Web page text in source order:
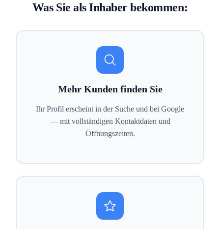
Was Sie als Inhaber bekommen:
Mehr Kunden finden Sie
Ihr Profil erscheint in der Suche und bei Google
— mit vollständigen Kontaktdaten und
Öffnungszeiten.